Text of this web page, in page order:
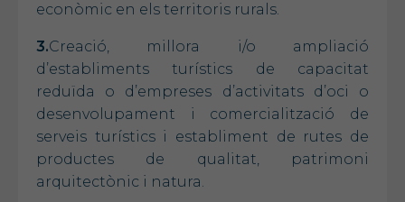
econòmic en els territoris rurals.
3.Creació, millora i/o ampliació
d’establiments turístics de capacitat
reduïda o d’empreses d’activitats d’oci o
desenvolupament i comercialització de
serveis turístics i establiment de rutes de
productes de qualitat, patrimoni
arquitectònic i natura.